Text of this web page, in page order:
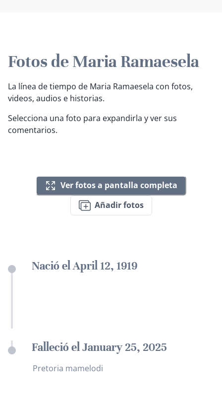
Fotos de Maria Ramaesela
La línea de tiempo de Maria Ramaesela con fotos,
videos, audios e historias.
Selecciona una foto para expandirla y ver sus
comentarios.
Ver fotos a pantalla completa
Añadir fotos
Nació el April 12, 1919
Falleció el January 25, 2025
Pretoria mamelodi